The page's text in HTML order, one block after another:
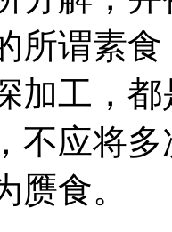
所谓素
加工，
不应将
赝食。